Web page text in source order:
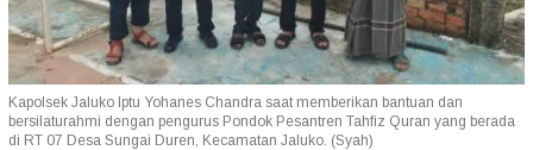
Kapolsek Jaluko Iptu Yohanes Chandra saat memberikan bantuan dan
bersilaturahmi dengan pengurus Pondok Pesantren Tahfiz Quran yang berada
di RT 07 Desa Sungai Duren, Kecamatan Jaluko. (Syah)